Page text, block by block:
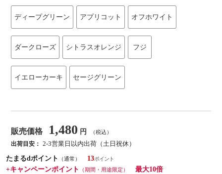
ディープグリーン アプリコット オフホワイト
ダークローズ シトラスオレンジ フジ
イエローカーキ セージグリーン
販売価格 1,480 円 （税込）
出荷目安： 2-3営業日以内出荷（土日祝休）
たまるdポイント
（通常）
13
+キャンペーンポイント
（期間・用途限定）
最大10倍